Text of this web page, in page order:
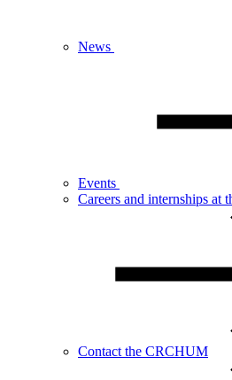
News
Events
Careers and internships at
Contact the CRCHUM